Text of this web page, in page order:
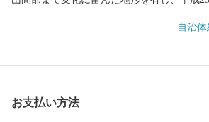
かな自然環境・景観、その地で息づいてき
自治
お支払い方法